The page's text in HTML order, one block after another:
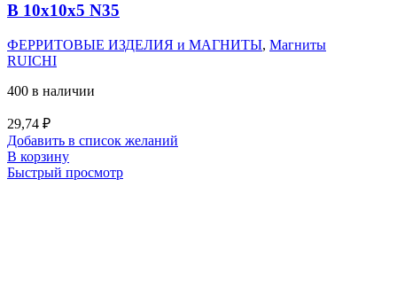
B 10x10x5 N35
ФЕРРИТОВЫЕ ИЗДЕЛИЯ и МАГНИТЫ, Магниты
RUICHI
400 в наличии
29,74 ₽
Добавить в список желаний
В корзину
Быстрый просмотр